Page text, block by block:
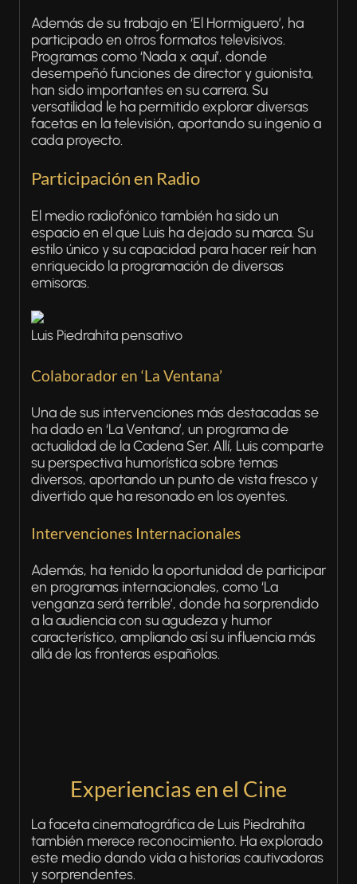
Además de su trabajo en ‘El Hormiguero’, ha
participado en otros formatos televisivos.
Programas como ‘Nada x aquí’, donde
desempeñó funciones de director y guionista,
han sido importantes en su carrera. Su
versatilidad le ha permitido explorar diversas
facetas en la televisión, aportando su ingenio a
cada proyecto.
Participación en Radio
El medio radiofónico también ha sido un
espacio en el que Luis ha dejado su marca. Su
estilo único y su capacidad para hacer reír han
enriquecido la programación de diversas
emisoras.
Luis Piedrahita pensativo
Colaborador en ‘La Ventana’
Una de sus intervenciones más destacadas se
ha dado en ‘La Ventana’, un programa de
actualidad de la Cadena Ser. Allí, Luis comparte
su perspectiva humorística sobre temas
diversos, aportando un punto de vista fresco y
divertido que ha resonado en los oyentes.
Intervenciones Internacionales
Además, ha tenido la oportunidad de participar
en programas internacionales, como ‘La
venganza será terrible’, donde ha sorprendido
a la audiencia con su agudeza y humor
característico, ampliando así su influencia más
allá de las fronteras españolas.
Experiencias en el Cine
La faceta cinematográfica de Luis Piedrahíta
también merece reconocimiento. Ha explorado
este medio dando vida a historias cautivadoras
y sorprendentes.